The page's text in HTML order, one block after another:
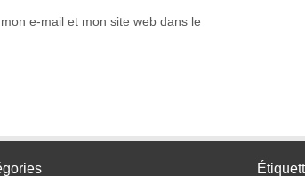
e-mail et mon site web dans le